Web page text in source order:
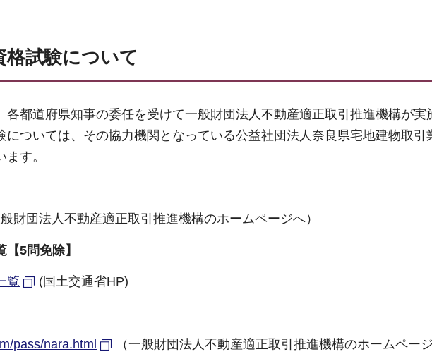
格試験について
各都道府県知事の委任を受けて一般財団法人不動産適正取引推進機構が実
については、その協力機関となっている公益社団法人奈良県宅地建物取引
す。
般財団法人不動産適正取引推進機構のホームページへ）
5問免除】
覧 (国土交通省HP)
pass/nara.html （一般財団法人不動産適正取引推進機構のホームページ